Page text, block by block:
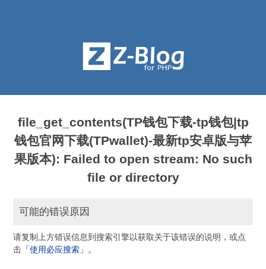
file_get_contents(TP钱包下载-tp钱包|tp
钱包官网下载(TPwallet)-最新tp安卓版与苹
果版本): Failed to open stream: No such
file or directory
可能的错误原因
请复制上方错误信息到搜索引擎以获取关于该错误的说明，或点
击 「使用必应搜索」。